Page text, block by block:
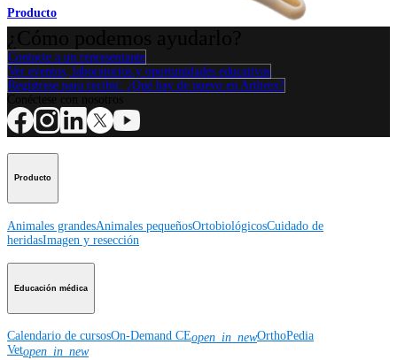
Producto
Contacte a un representante
Ver eventos, laboratorios y oportunidades educativas
Regístrese para recibir: ¿Qué hay de nuevo en Arthrex?
Producto
Animales grandesAnimales pequeñosOrtobiológicosCuidado de
heridasImagen y resección
Educación médica
Calendario de cursosOn-Demand CEopen_in_newOrthoPedia
Vetopen_in_new